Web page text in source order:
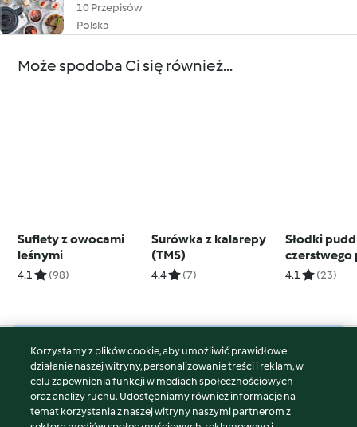
10 Przepisów
Polska
Może spodoba Ci się również...
Suflety z owocami
leśnymi
4.1 (98)
Surówka z kalarepy
(TM5)
4.4 (7)
Słodki
czerstwego
z
4.1 (23)
© Copyright 2026
Warunki korzystania
Polityka prywatności
Korzystamy z plików cookie, aby umożliwić prawidłowe
działanie naszej witryny, personalizowanie treści i reklam, w
celu zapewnienia funkcji w mediach społecznościowych
oraz analizy ruchu. Udostępniamy również informacje na
temat korzystania z naszej witryny naszymi partnerom z